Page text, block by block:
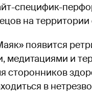
специфик-
на территории
появится
медитациями и
сторонников
в